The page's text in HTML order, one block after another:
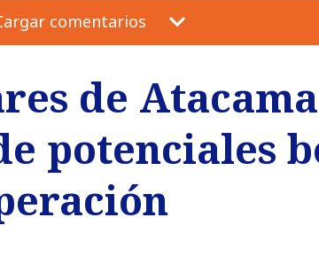
comentarios
de
potenciales